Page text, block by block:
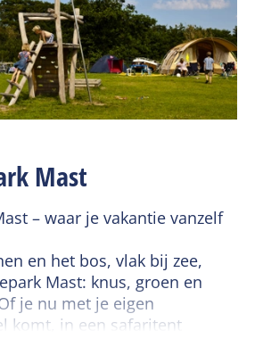
grond
Parkeerterrein
Restaurant
Horecaterras
Recreatie programma
Mast
– waar je vakantie vanzelf
en het bos, vlak bij zee,
Mast: knus, groen en
je nu met je eigen
komt, in een safaritent